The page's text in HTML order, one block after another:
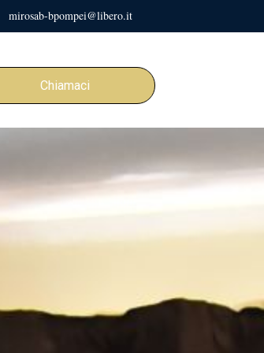
mirosab-bpompei@libero.it
Chiamaci